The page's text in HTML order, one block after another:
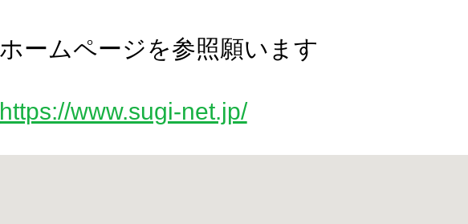
ホームページを参照願います
https://www.sugi-net.jp/